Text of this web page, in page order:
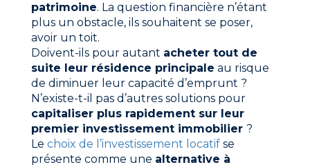
patrimoine. La question financière n’étant
plus un obstacle, ils souhaitent se poser,
avoir un toit.
Doivent-ils pour autant acheter tout de
suite leur résidence principale au risque
de diminuer leur capacité d’emprunt ?
N’existe-t-il pas d’autres solutions pour
capitaliser plus rapidement sur leur
premier investissement immobilier ?
Le choix de l’investissement locatif se
présente comme une alternative à